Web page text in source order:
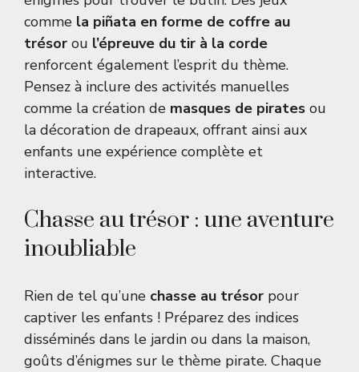
comme la piñata en forme de coffre au
trésor ou l’épreuve du tir à la corde
renforcent également l’esprit du thème.
Pensez à inclure des activités manuelles
comme la création de masques de pirates ou
la décoration de drapeaux, offrant ainsi aux
enfants une expérience complète et
interactive.
Chasse au trésor : une aventure
inoubliable
Rien de tel qu’une chasse au trésor pour
captiver les enfants ! Préparez des indices
disséminés dans le jardin ou dans la maison,
goûts d’énigmes sur le thème pirate. Chaque